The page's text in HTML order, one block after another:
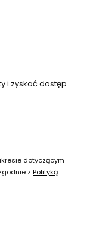
i zyskać dostęp
dotyczącym
z Polityką